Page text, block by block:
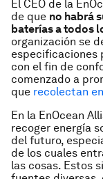
El CEO de la
de que no habrá
baterías a todos
organización se
especificaciones
con el fin de
comenzado a
que recolectan
En la EnOcean
recoger energía
del futuro,
de los cuales
las cosas. Estos